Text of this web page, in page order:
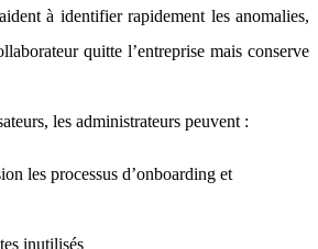
à identifier rapidement les anomalies,
quitte l’entreprise mais conserve
les administrateurs peuvent :
les processus d’onboarding et
inutilisés